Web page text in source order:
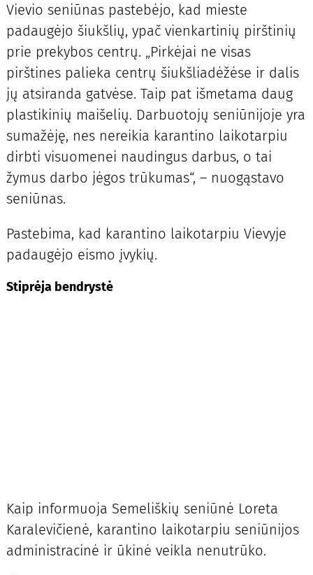
Vievio seniūnas pastebėjo, kad mieste
padaugėjo šiukšlių, ypač vienkartinių pirštinių
prie prekybos centrų. „Pirkėjai ne visas
pirštines palieka centrų šiukšliadėžėse ir dalis
jų atsiranda gatvėse. Taip pat išmetama daug
plastikinių maišelių. Dar­buotojų seniūnijoje yra
sumažėję, nes nereikia karantino laikotarpiu
dirbti visuomenei naudingus darbus, o tai
žymus darbo jėgos trūkumas“, – nuogąstavo
seniūnas.
Pastebima, kad karantino laikotarpiu Vievyje
padaugėjo eismo įvykių.
Stiprėja bendrystė
Kaip informuoja Semeliškių seniūnė Loreta
Karalevičienė, karantino laikotarpiu seniūnijos
administracinė ir ūkinė veikla nenutrūko.